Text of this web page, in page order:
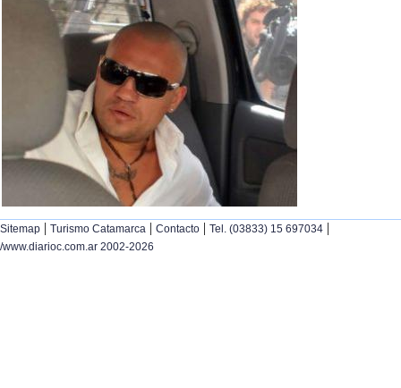
Sitemap | Turismo Catamarca | Contacto | Tel. (03833) 15 697034 |
/www.diarioc.com.ar 2002-2026